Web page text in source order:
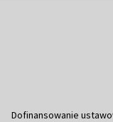
Dofinansowanie